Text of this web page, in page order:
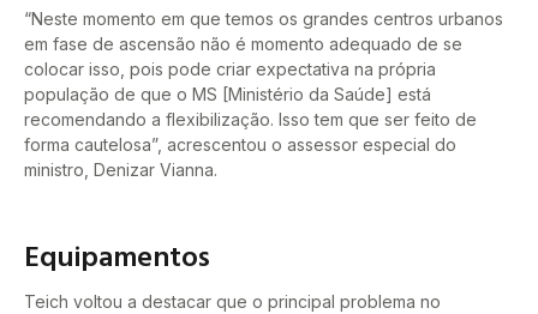
“Neste momento em que temos os grandes centros urbanos
em fase de ascensão não é momento adequado de se
colocar isso, pois pode criar expectativa na própria
população de que o MS [Ministério da Saúde] está
recomendando a flexibilização. Isso tem que ser feito de
forma cautelosa”, acrescentou o assessor especial do
ministro, Denizar Vianna.
Equipamentos
Teich voltou a destacar que o principal problema no